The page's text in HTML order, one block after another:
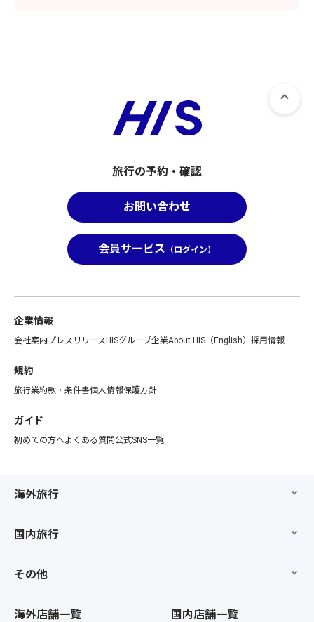
旅行の予約・確認
お問い合わせ
会員サービス （ログイン）
企業情報
会社案内プレスリリースHISグループ企業About HIS（English） 採用情報
規約
旅行業約款・条件書個人情報保護方針
ガイド
初めての方へよくある質問公式SNS一覧
海外旅行
国内旅行
その他
海外店舗一覧 国内店舗一覧